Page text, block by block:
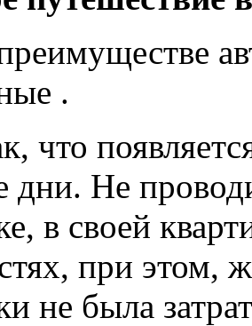
.
что
дни. Не
в своей
при этом,
не была